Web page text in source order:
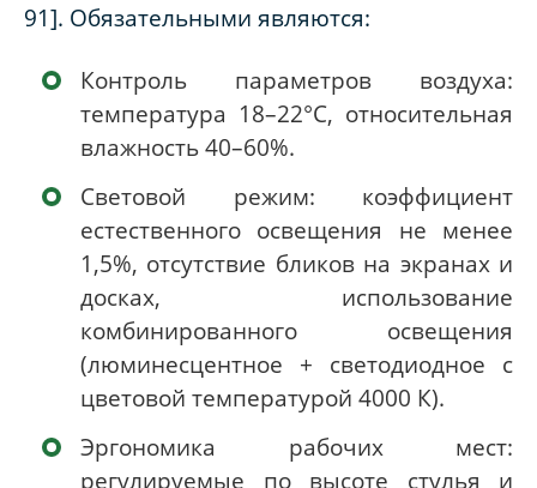
91]. Обязательными являются:
Контроль параметров воздуха:
температура 18–22°C, относительная
влажность 40–60%.
Световой режим: коэффициент
естественного освещения не менее
1,5%, отсутствие бликов на экранах и
досках, использование
комбинированного освещения
(люминесцентное + светодиодное с
цветовой температурой 4000 К).
Эргономика рабочих мест:
регулируемые по высоте стулья и